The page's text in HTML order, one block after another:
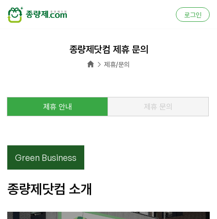
로그인
종량제닷컴 제휴 문의
홈 제휴/문의
제휴 안내 제휴 문의
Green Business
종량제닷컴 소개